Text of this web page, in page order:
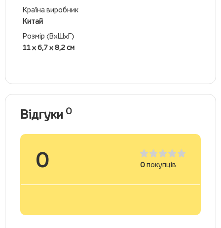
Країна виробник
Китай
Розмір (ВхШхГ)
11 х 6,7 х 8,2 см
Відгуки 0
0 0покупців